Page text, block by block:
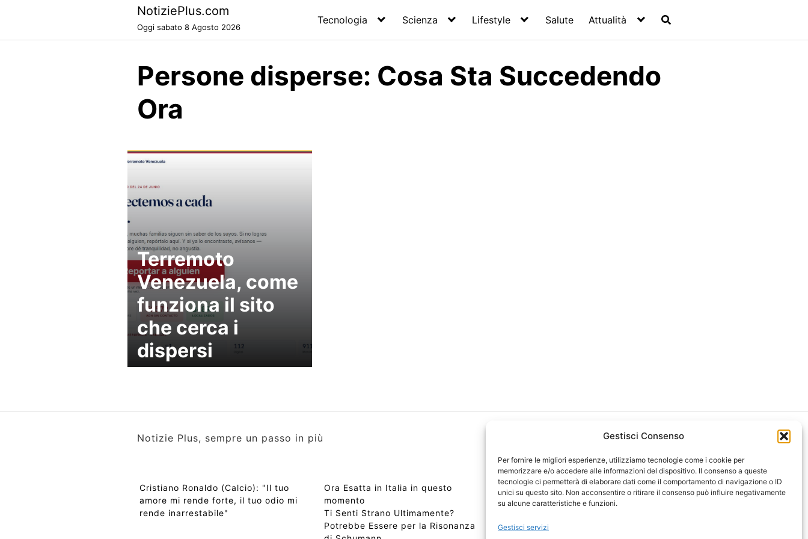
Gestisci Consenso
Per fornire le migliori esperienze, utilizziamo tecnologie come i cookie per
memorizzare e/o accedere alle informazioni del dispositivo. Il consenso a queste
tecnologie ci permetterà di elaborare dati come il comportamento di navigazione o ID
unici su questo sito. Non acconsentire o ritirare il consenso può influire negativamente
su alcune caratteristiche e funzioni.
Gestisci servizi
NotiziePlus.com
Oggi sabato 8 Agosto 2026
Tecnologia Scienza Lifestyle Salute Attualità
Persone disperse: Cosa Sta Succedendo
Ora
Terremoto
Venezuela, come
funziona il sito
che cerca i
dispersi
Notizie Plus, sempre un passo in più
Cristiano Ronaldo (Calcio): "Il tuo
amore mi rende forte, il tuo odio mi
rende inarrestabile"
Ora Esatta in Italia in questo
momento
Ti Senti Strano Ultimamente?
Potrebbe Essere per la Risonanza
Copyright 2026 NotiziePlus.com
Edizioni Web4Star
📰 Contenuto Umano Verificato